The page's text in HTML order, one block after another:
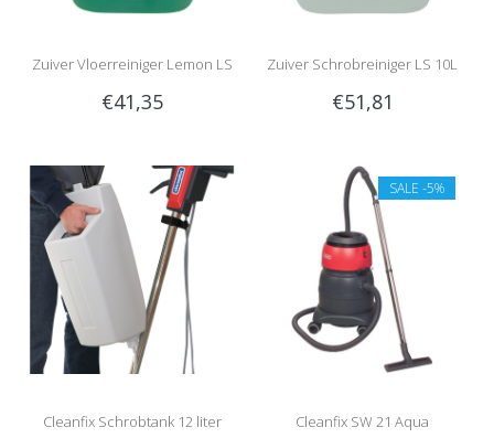
Zuiver Vloerreiniger Lemon LS
10L
€41,35
Zuiver Schrobreiniger LS 10L
€51,81
Cleanfix Schrobtank 12 liter
SALE -5%
Cleanfix SW 21 Aqua